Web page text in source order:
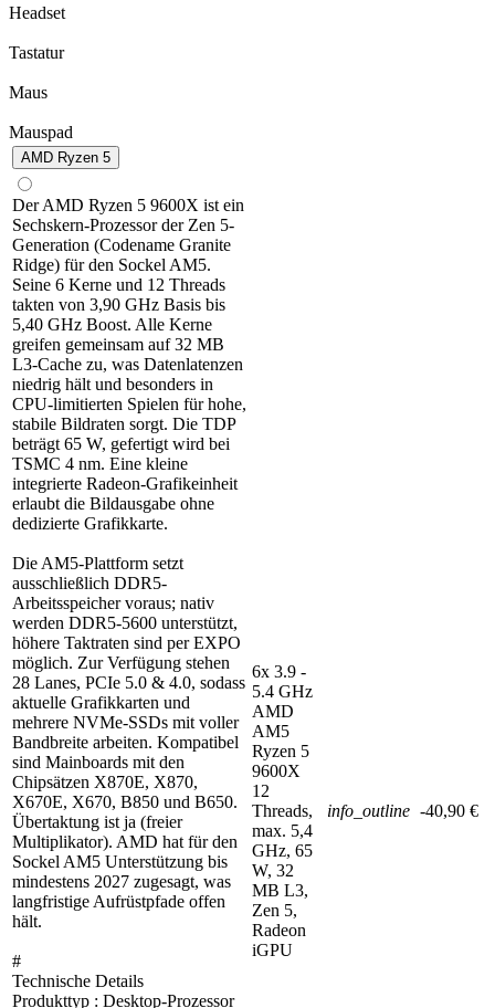
Headset
Tastatur
Maus
Mauspad
AMD Ryzen 5
Der AMD Ryzen 5 9600X ist ein
Sechskern-Prozessor der Zen 5-
Generation (Codename Granite
Ridge) für den Sockel AM5.
Seine 6 Kerne und 12 Threads
takten von 3,90 GHz Basis bis
5,40 GHz Boost. Alle Kerne
greifen gemeinsam auf 32 MB
L3-Cache zu, was Datenlatenzen
niedrig hält und besonders in
CPU-limitierten Spielen für hohe,
stabile Bildraten sorgt. Die TDP
beträgt 65 W, gefertigt wird bei
TSMC 4 nm. Eine kleine
integrierte Radeon-Grafikeinheit
erlaubt die Bildausgabe ohne
dedizierte Grafikkarte.
Die AM5-Plattform setzt
ausschließlich DDR5-
Arbeitsspeicher voraus; nativ
werden DDR5-5600 unterstützt,
höhere Taktraten sind per EXPO
möglich. Zur Verfügung stehen
28 Lanes, PCIe 5.0 & 4.0, sodass
aktuelle Grafikkarten und
mehrere NVMe-SSDs mit voller
Bandbreite arbeiten. Kompatibel
sind Mainboards mit den
Chipsätzen X870E, X870,
X670E, X670, B850 und B650.
Übertaktung ist ja (freier
Multiplikator). AMD hat für den
Sockel AM5 Unterstützung bis
mindestens 2027 zugesagt, was
langfristige Aufrüstpfade offen
hält.
#
Technische Details
Produkttyp : Desktop-Prozessor
6x 3.9 -
5.4 GHz
AMD
AM5
Ryzen 5
9600X
12
Threads,
max. 5,4
GHz, 65
W, 32
MB L3,
Zen 5,
Radeon
iGPU
info_outline -40,90 €